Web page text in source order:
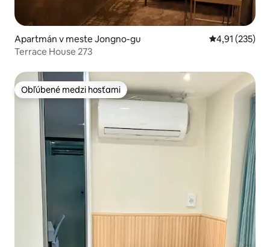
Apartmán v meste Jongno-gu Priemerné
4,91 (235)
Terrace House 273
Obľúbené medzi hosťami
Obľúbené medzi hosťami